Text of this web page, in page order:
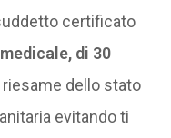
certificato
di 30
dello stato
evitando ti